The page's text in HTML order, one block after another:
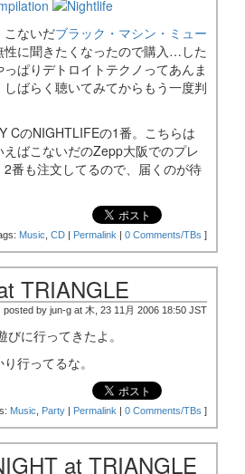
こないだブラック・マシン・ミュー
性に聞きたくなったので購入…した
ぱりデトロイトテクノってあんま
しばらく聴いてみてからもう一度判
CのNIGHTLIFEの1番。こちらは
ばこないだのZepp大阪でのプレ
番も注文してるので、届くのが待
Music CD | Permalink | 0 Comments/TBs ]
TRIANGLE
posted by jun-g at 木, 23 11月 2006 18:50 JST
びに行ってきたよ。
行ってるな。
Music Party | Permalink | 0 Comments/TBs ]
at TRIANGLE